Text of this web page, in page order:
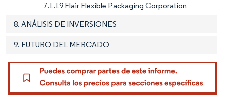
7.1.19 Flair Flexible Packaging Corporation
8. ANÁLISIS DE INVERSIONES
9. FUTURO DEL MERCADO